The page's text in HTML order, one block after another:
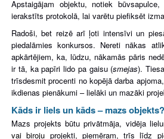
Apstaigājam objektu, notiek
ierakstīts protokolā, lai varētu piefiksēt
Radoši, bet reizē arī ļoti intensīvi un
piedalāmies konkursos. Nereti nākas
apkārtējiem, ka, lūdzu, nākamās pāris
ir tā, ka papīri lido pa gaisu (smejas).
trīsdesmit procenti no kopējā darba
ikdienas pienākumi – lielāki un mazāki
Kāds ir liels un kāds – mazs objekts?
Mazs projekts būtu privātmāja, vidēja
vai biroju projekti, piemēram, trīs līdz